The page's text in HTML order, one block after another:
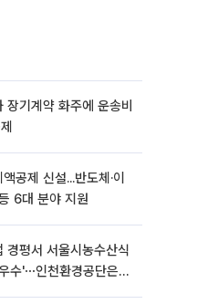
장기계약 화주에 운송비
공제 신설...반도체·이
6대 분야 지원
경평서 서울시농수산식
수'⋯인천환경공단은